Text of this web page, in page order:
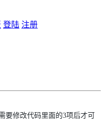
登陆 注册
要修改代码里面的3项后才可